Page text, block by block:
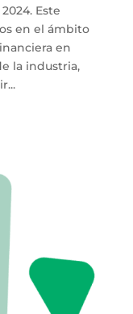
Este
en el ámbito
en
la industria,